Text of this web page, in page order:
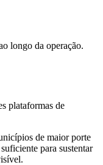
longo da operação.
plataformas de
de maior porte
para sustentar